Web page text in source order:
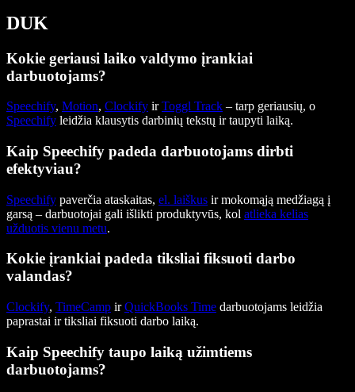
DUK
Kokie geriausi laiko valdymo įrankiai
darbuotojams?
Speechify, Motion, Clockify irToggl Track – tarp geriausių, o
Speechify leidžia klausytis darbinių tekstų ir taupyti laiką.
Kaip Speechify padeda darbuotojams dirbti
efektyviau?
Speechify paverčia ataskaitas, el. laiškus ir mokomąją medžiagą į
garsą – darbuotojai gali išlikti produktyvūs, kol atlieka kelias
užduotis vienu metu.
Kokie įrankiai padeda tiksliai fiksuoti darbo
valandas?
Clockify, TimeCamp irQuickBooks Time darbuotojams leidžia
paprastai ir tiksliai fiksuoti darbo laiką.
Kaip Speechify taupo laiką užimtiems
darbuotojams?